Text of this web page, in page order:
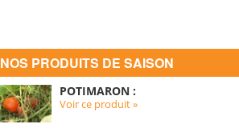
NOS PRODUITS DE SAISON
POTIMARON :
Voir ce produit »